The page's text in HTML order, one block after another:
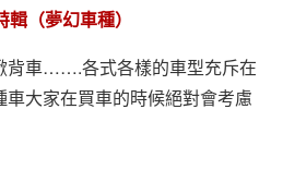
（夢幻車種）
背車…….各式各樣的車型充斥在
大家在買車的時候絕對會考慮